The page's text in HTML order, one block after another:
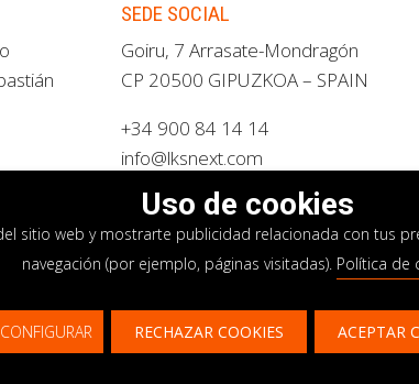
SEDE SOCIAL
Goiru, 7 Arrasate-Mondragón
CP 20500 GIPUZKOA – SPAIN
+34 900 84 14 14
info@lksnext.com
Política de cookies Sistema
¿Te gustaría saber más sobre
Uso de cookies
sitio web y mostrarte publicidad relacionada con tus
navegación (por ejemplo, páginas visitadas). Política de
CONFIGURAR RECHAZAR COOKIES ACEPTAR